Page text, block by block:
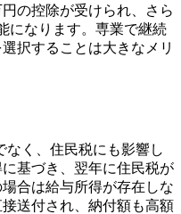
の控除が受けられ、さら
になります。専業で継続
択することは大きなメリ
く、住民税にも影響し
基づき、翌年に住民税が
合は給与所得が存在しな
送付され、納付額も高額